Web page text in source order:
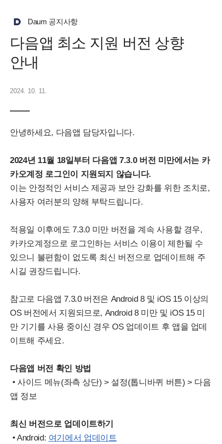
Daum 공지사항
다음앱 최소 지원 버전 상향
안내
2024. 10. 11.
안녕하세요, 다음앱 담당자입니다.
2024년 11월 18일부터 다음앱 7.3.0 버전 미만에서는 카
카오계정 로그인이 지원되지 않습니다.
이는 안정적인 서비스 제공과 보안 강화를 위한 조치로,
사용자 여러분의 양해 부탁드립니다.
적용일 이후에도 7.3.0 미만 버전을 계속 사용할 경우,
카카오계정으로 로그인하는 서비스 이용이 제한될 수
있으니 불편함이 없도록 최신 버전으로 업데이트해 주
시길 권장드립니다.
참고로 다음앱 7.3.0 버전은 Android 8 및 iOS 15 이상의
OS 버전에서 지원되므로, Android 8 미만 및 iOS 15 미
만 기기를 사용 중이신 경우 OS 업데이트 후 앱을 업데
이트해 주세요.
다음앱 버전 확인 방법
• 사이드 메뉴(좌측 상단) > 설정(톱니바퀴 버튼) > 다음
앱 정보
최신 버전으로 업데이트하기
• Android: 여기에서 업데이트